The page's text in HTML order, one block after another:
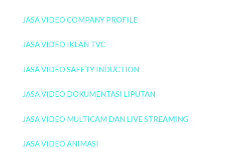
JASA VIDEO COMPANY PROFILE
JASA VIDEO IKLAN TVC
JASA VIDEO SAFETY INDUCTION
JASA VIDEO DOKUMENTASI LIPUTAN
JASA VIDEO MULTICAM DAN LIVE STREAMING
JASA VIDEO ANIMASI